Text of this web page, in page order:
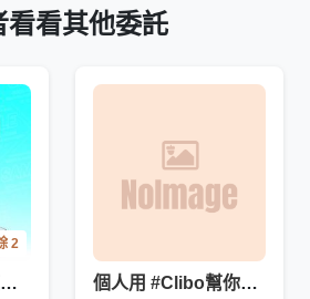
看看其他委託
2
Ｑ版／飯友／壓克力／周邊 個人用 #Clibo幫你印第二屆